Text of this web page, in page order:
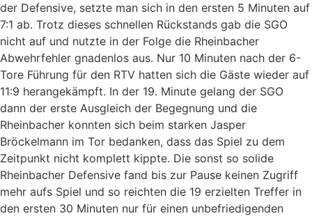
der Defensive, setzte man sich in den ersten 5 Minuten auf
7:1 ab. Trotz dieses schnellen Rückstands gab die SGO
nicht auf und nutzte in der Folge die Rheinbacher
Abwehrfehler gnadenlos aus. Nur 10 Minuten nach der 6-
Tore Führung für den RTV hatten sich die Gäste wieder auf
11:9 herangekämpft. In der 19. Minute gelang der SGO
dann der erste Ausgleich der Begegnung und die
Rheinbacher konnten sich beim starken Jasper
Bröckelmann im Tor bedanken, dass das Spiel zu dem
Zeitpunkt nicht komplett kippte. Die sonst so solide
Rheinbacher Defensive fand bis zur Pause keinen Zugriff
mehr aufs Spiel und so reichten die 19 erzielten Treffer in
den ersten 30 Minuten nur für einen unbefriedigenden